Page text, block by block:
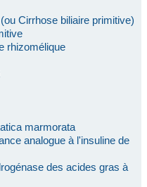
Cirrhose biliaire primitive)
rhizomélique
marmorata
analogue à l'insuline de
des acides gras à